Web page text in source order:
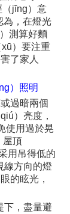
（jīng）意
為，在燈光
測算好麵
）要注重
了家人
）照明
過暗兩個
）亮度，
使用過於晃
屋頂
用吊得低的
線方向的燈
的眩光，
下，盡量避